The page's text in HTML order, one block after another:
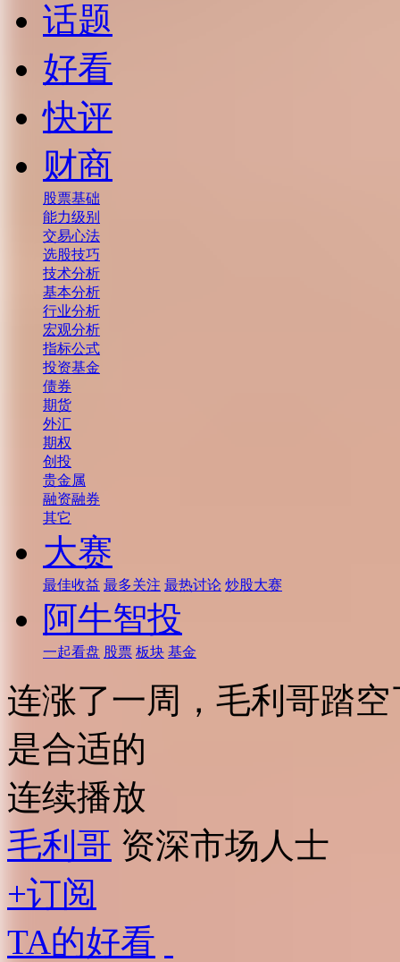
话题
好看
快评
财商
股票基础
能力级别
交易心法
选股技巧
技术分析
基本分析
行业分析
宏观分析
指标公式
投资基金
债券
期货
外汇
期权
创投
贵金属
融资融券
其它
大赛
最佳收益 最多关注 最热讨论 炒股大赛
阿牛智投
一起看盘 股票 板块 基金
连涨了一周，毛利哥踏
是合适的
连续播放
毛利哥 资深市场人士
+订阅
TA的好看